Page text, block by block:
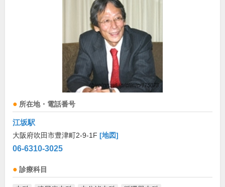
所在地・電話番号
江坂駅
大阪府吹田市豊津町2-9-1F [地図]
06-6310-3025
診療科目